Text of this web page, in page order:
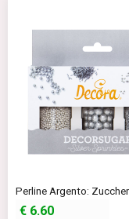
Perline Argento:
€ 6.60